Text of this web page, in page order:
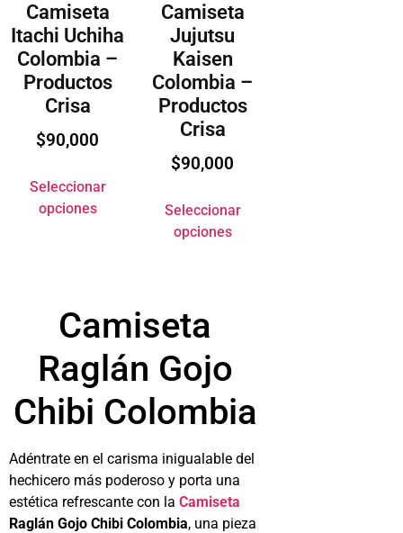
Camiseta
Itachi Uchiha
Colombia –
Productos
Crisa
$90,000
Seleccionar
opciones
Camiseta
Jujutsu
Kaisen
Colombia –
Productos
Crisa
$90,000
Seleccionar
opciones
Camiseta
Raglán Gojo
Chibi Colombia
Adéntrate en el carisma inigualable del
hechicero más poderoso y porta una
estética refrescante con la Camiseta
Raglán Gojo Chibi Colombia, una pieza